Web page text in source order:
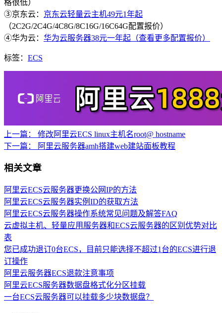
格很低）
③京东云： 京东云轻量云主机49元1年起
（2C2G/2C4G/4C8G/8C16G/16C64G配置报价）
④华为云： 华为云服务器38元一年起（查看更多配置报价）
标签： ECS
上一篇：
修改阿里云ECS linux主机名root@ hostname
下一篇：
阿里云服务器amh搭建web建站面板教程
相关文章
阿里云ECS云服务器更换公网IP的方法
阿里云ECS云服务器实例ID的获取方法
阿里云ECS云服务器操作系统常见问题及解答FAQ
云虚拟主机、轻量应用服务器和ECS云服务器的区别优势对比
表
您已成功退订0台ECS，目前只能选择不超过1台的ECS进行退
订操作
阿里云服务器ECS退款注意事项
阿里云ECS服务器数据盘格式化分区挂载
一台ECS云服务器可以挂载多少块数据盘？